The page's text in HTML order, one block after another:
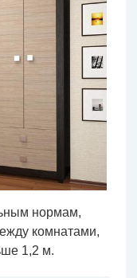
нормам,
комнатами,
1,2 м.